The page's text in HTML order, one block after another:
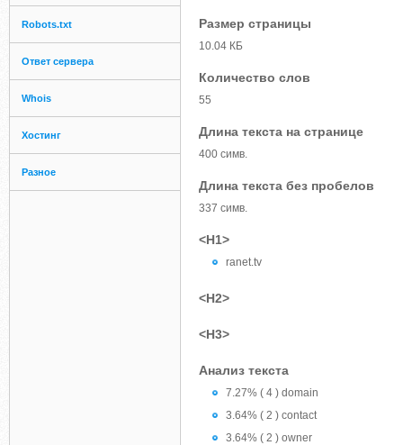
Robots.txt
Ответ сервера
Whois
Хостинг
Разное
Размер страницы
10.04 КБ
Количество слов
55
Длина текста на странице
400 симв.
Длина текста без пробелов
337 симв.
<H1>
ranet.tv
<H2>
<H3>
Анализ текста
7.27% ( 4 ) domain
3.64% ( 2 ) contact
3.64% ( 2 ) owner